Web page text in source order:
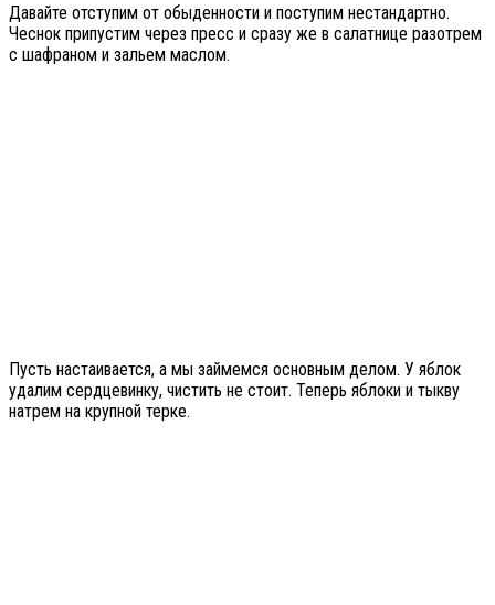
Давайте отступим от обыденности и поступим нестандартно.
Чеснок припустим через пресс и сразу же в салатнице разотрем
с шафраном и зальем маслом.
Пусть настаивается, а мы займемся основным делом. У яблок
удалим сердцевинку, чистить не стоит. Теперь яблоки и тыкву
натрем на крупной терке.